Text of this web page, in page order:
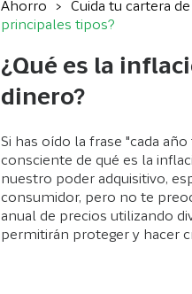
Ahorro Cuida tu cartera
principales tipos?
¿Qué es la
dinero?
Si has oído la frase "cada
consciente de qué es la
nuestro poder adquisitivo,
consumidor, pero no te
anual de precios utilizando
permitirán proteger y hacer